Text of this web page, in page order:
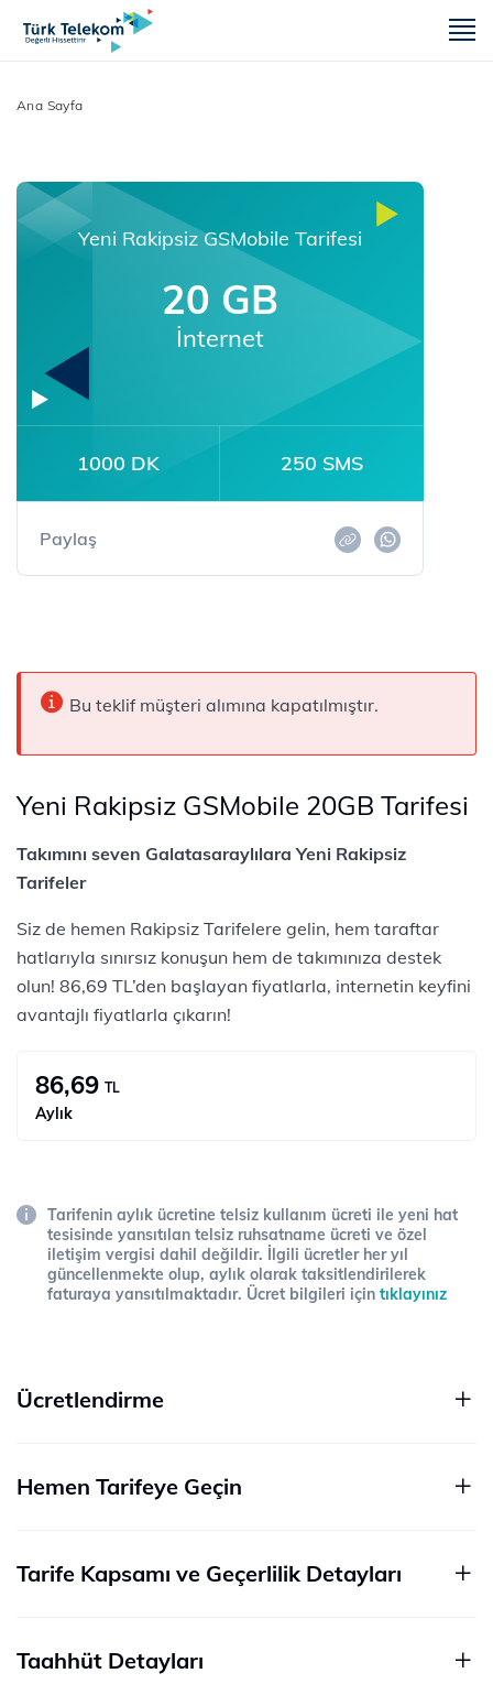
Ana Sayfa
Yeni Rakipsiz GSMobile Tarifesi
20 GB
İnternet
1000 DK 250 SMS
Paylaş
Bu teklif müşteri alımına kapatılmıştır.
Yeni Rakipsiz GSMobile 20GB Tarifesi
​​​Takımını seven Galatasaraylılara Yeni Rakipsiz
Tarifeler
Siz de hemen Rakipsiz Tarifelere gelin, hem taraftar
hatlarıyla sınırsız konuşun hem de takımınıza destek
olun! 86,69 TL’den başlayan fiyatlarla, internetin keyfini
avantajlı fiyatlarla çıkarın!
86,69 TL
Aylık
Tarifenin aylık ücretine telsiz kullanım ücreti ile yeni hat
tesisinde yansıtılan telsiz ruhsatname ücreti ve özel
iletişim vergisi dahil değildir. İlgili ücretler her yıl
güncellenmekte olup, aylık olarak taksitlendirilerek
faturaya yansıtılmaktadır. Ücret bilgileri için tıklayınız
Ücretlendirme
Hemen Tarifeye Geçin
Tarife Kapsamı ve Geçerlilik Detayları
Taahhüt Detayları